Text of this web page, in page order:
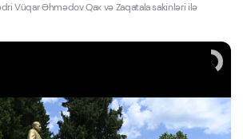
Vüqar Əhmədov Qax və Zaqatala sakinləri ilə